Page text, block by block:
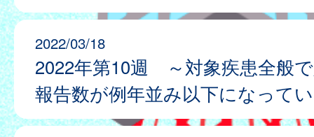
2022/03/18
2022年第10週 ～対象疾患全般
報告数が例年並み以下になって